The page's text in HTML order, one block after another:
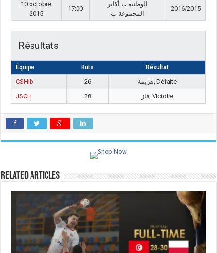
10 octobre
2015
17:00
الوطنية ب أكابر
المجموعة ب
2016/2015
Résultats
Équipe Buts Résultat
CSHib 26
هزيمة, Défaite
JSCH
28 فاز, Victoire
Related Articles